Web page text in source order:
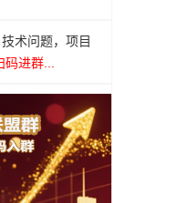
术问题，项目
进群...